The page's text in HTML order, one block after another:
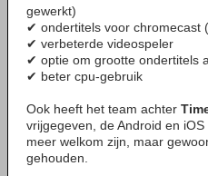
gewerkt)
✔ ondertitels voor chromecast
✔ verbeterde videospeler
✔ optie om grootte ondertitels
✔ beter cpu-gebruik
Ook heeft het team achter
vrijgegeven, de Android en
meer welkom zijn, maar
gehouden.